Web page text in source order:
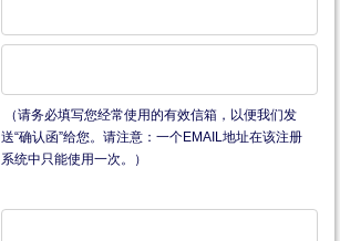
（请务必填写您经常使用的有效信箱，以便我们发
送“确认函”给您。请注意：一个EMAIL地址在该注册
系统中只能使用一次。）